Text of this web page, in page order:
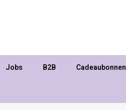
Jobs B2B Cadeaubonnen